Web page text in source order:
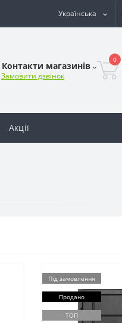
Українська
Контакти магазинів
Замовити дзвінок
0
Акції
Під замовлення
Продано
ТОП